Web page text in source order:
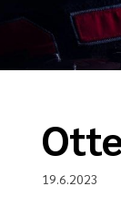
19.6.2023